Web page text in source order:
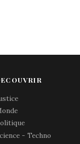
- Techno